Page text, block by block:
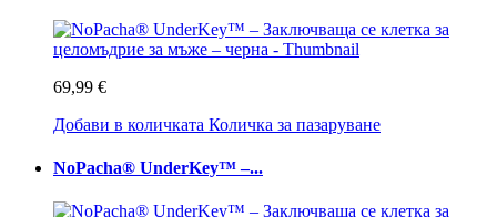
69,99 €
Добави в количката Количка за пазаруване
NoPacha® UnderKey™ –...